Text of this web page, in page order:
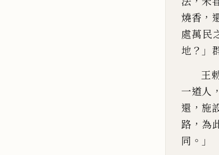
燒香 ，
處萬民
地 ？」
王
一道人 ，
還 ， 施
路 ， 為
同 。」